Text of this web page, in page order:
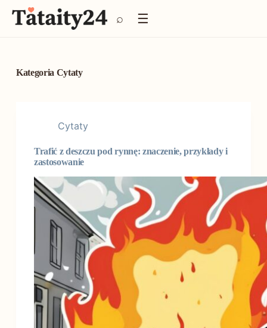
P
r
d
⌕ ☰
Kategoria Cytaty
Cytaty
Trafić z deszczu pod rynnę: znaczenie, przykłady i
zastosowanie